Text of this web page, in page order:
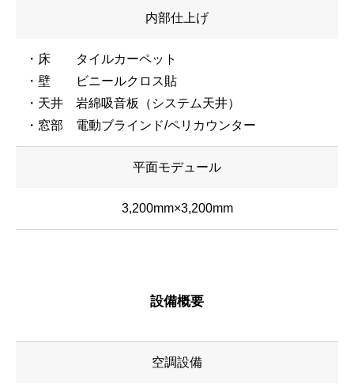
内部仕上げ
・床 タイルカーペット
・壁 ビニールクロス貼
・天井 岩綿吸音板（システム天井）
・窓部 電動ブラインド/ペリカウンター
平面モデュール
3,200mm×3,200mm
設備概要
空調設備